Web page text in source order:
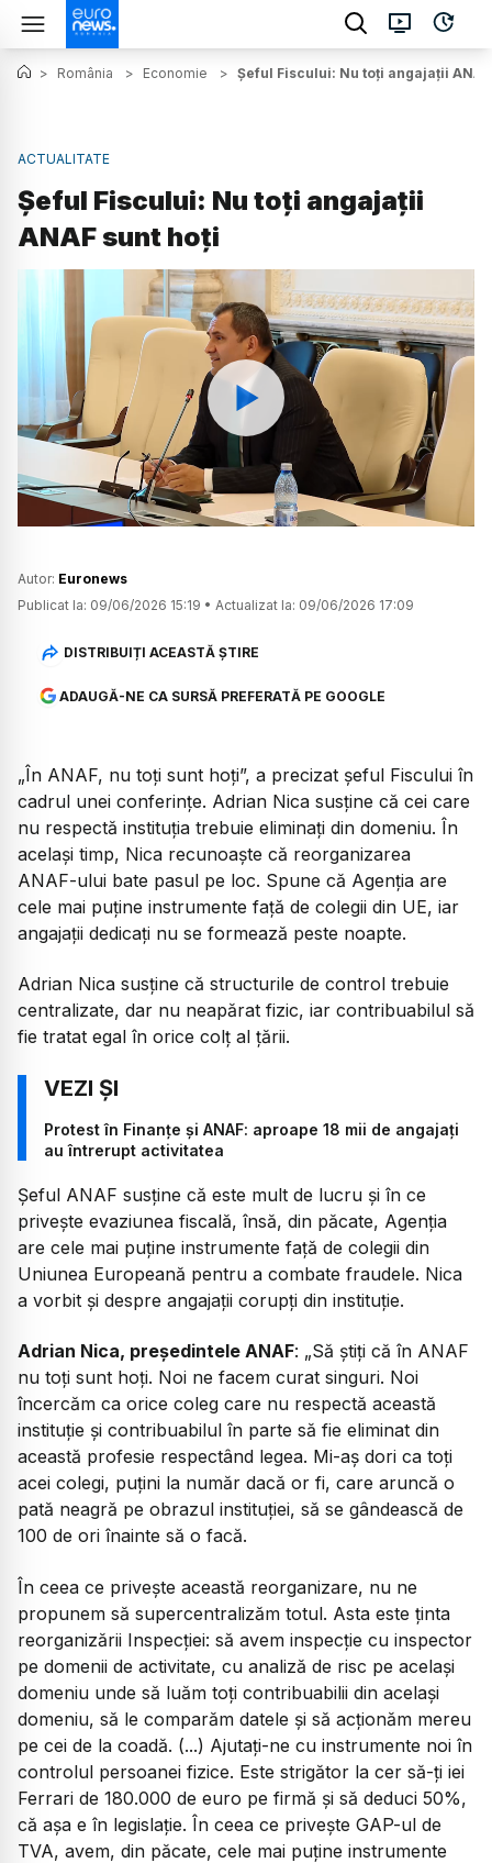
> România > Economie > Șeful Fiscului: Nu toți angajații
ACTUALITATE
Șeful Fiscului: Nu toți angajații
ANAF sunt hoți
Watch
Autor: Euronews
Publicat la: 09/06/2026 15:19 • Actualizat la: 09/06/2026 17:09
DISTRIBUIȚI ACEASTĂ ȘTIRE
ADAUGĂ-NE CA SURSĂ PREFERATĂ PE GOOGLE
„În ANAF, nu toți sunt hoți”, a precizat șeful Fiscului în
cadrul unei conferințe. Adrian Nica susține că cei care
nu respectă instituția trebuie eliminați din domeniu. În
același timp, Nica recunoaște că reorganizarea
ANAF-ului bate pasul pe loc. Spune că Agenția are
cele mai puține instrumente față de colegii din UE, iar
angajații dedicați nu se formează peste noapte.
Adrian Nica susține că structurile de control trebuie
centralizate, dar nu neapărat fizic, iar contribuabilul să
fie tratat egal în orice colț al țării.
Protest în Finanțe și ANAF: aproape 18 mii de angajați
au întrerupt activitatea
Șeful ANAF susține că este mult de lucru și în ce
privește evaziunea fiscală, însă, din păcate, Agenția
are cele mai puține instrumente față de colegii din
Uniunea Europeană pentru a combate fraudele. Nica
a vorbit și despre angajații corupți din instituție.
Adrian Nica, președintele ANAF: „Să știți că în ANAF
nu toți sunt hoți. Noi ne facem curat singuri. Noi
încercăm ca orice coleg care nu respectă această
instituție și contribuabilul în parte să fie eliminat din
această profesie respectând legea. Mi-aș dori ca toți
acei colegi, puțini la număr dacă or fi, care aruncă o
pată neagră pe obrazul instituției, să se gândească de
100 de ori înainte să o facă.
În ceea ce privește această reorganizare, nu ne
propunem să supercentralizăm totul. Asta este ținta
reorganizării Inspecției: să avem inspecție cu inspector
pe domenii de activitate, cu analiză de risc pe același
domeniu unde să luăm toți contribuabilii din același
domeniu, să le comparăm datele și să acționăm mereu
pe cei de la coadă. (...) Ajutați-ne cu instrumente noi în
controlul persoanei fizice. Este strigător la cer să-ți iei
Ferrari de 180.000 de euro pe firmă și să deduci 50%,
că așa e în legislație. În ceea ce privește GAP-ul de
TVA, avem, din păcate, cele mai puține instrumente